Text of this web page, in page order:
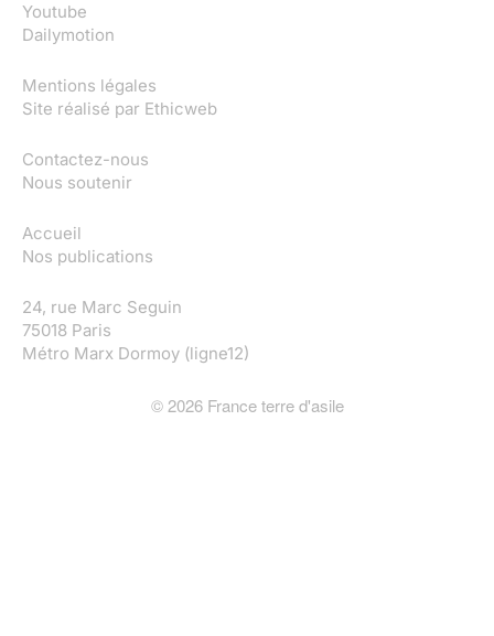
Youtube
Dailymotion
Mentions légales
Site réalisé par Ethicweb
Contactez-nous
Nous soutenir
Accueil
Nos publications
24, rue Marc Seguin
75018 Paris
Métro Marx Dormoy (ligne12)
©2026France terre d'asile